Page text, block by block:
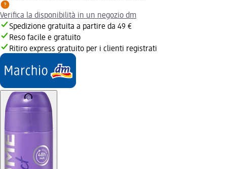
Verifica la disponibilità in un negozio dm
Spedizione gratuita a partire da 49 €
Reso facile e gratuito
Ritiro express gratuito per i clienti registrati